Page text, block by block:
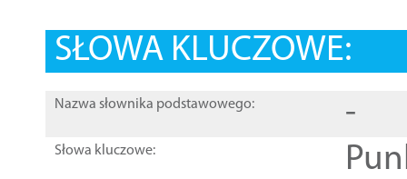
SŁOWA KLUCZOWE:
Nazwa słownika podstawowego: -
Słowa kluczowe: